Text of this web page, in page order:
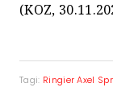
(KOZ,
Tagi: Ringier Axel